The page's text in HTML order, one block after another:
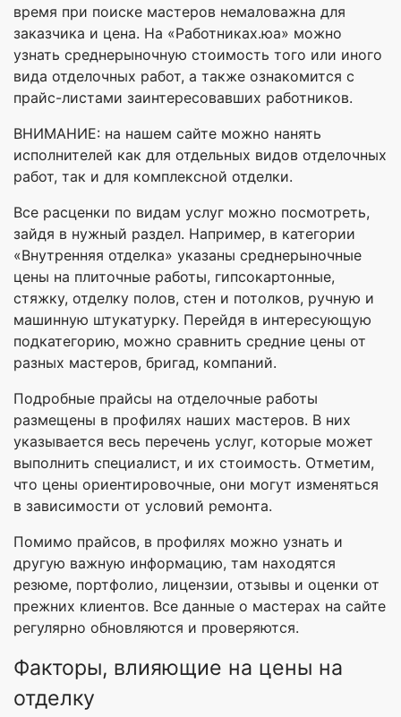
время при поиске мастеров немаловажна для
заказчика и цена. На «Работниках.юа» можно
узнать среднерыночную стоимость того или иного
вида отделочных работ, а также ознакомится с
прайс-листами заинтересовавших работников.
ВНИМАНИЕ: на нашем сайте можно нанять
исполнителей как для отдельных видов отделочных
работ, так и для комплексной отделки.
Все расценки по видам услуг можно посмотреть,
зайдя в нужный раздел. Например, в категории
«Внутренняя отделка» указаны среднерыночные
цены на плиточные работы, гипсокартонные,
стяжку, отделку полов, стен и потолков, ручную и
машинную штукатурку. Перейдя в интересующую
подкатегорию, можно сравнить средние цены от
разных мастеров, бригад, компаний.
Подробные прайсы на отделочные работы
размещены в профилях наших мастеров. В них
указывается весь перечень услуг, которые может
выполнить специалист, и их стоимость. Отметим,
что цены ориентировочные, они могут изменяться
в зависимости от условий ремонта.
Помимо прайсов, в профилях можно узнать и
другую важную информацию, там находятся
резюме, портфолио, лицензии, отзывы и оценки от
прежних клиентов. Все данные о мастерах на сайте
регулярно обновляются и проверяются.
Факторы, влияющие на цены на
отделку